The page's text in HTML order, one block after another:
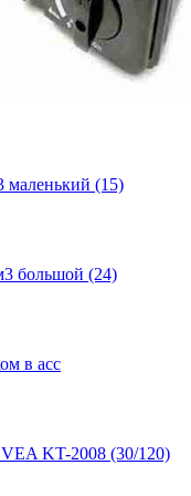
маленький (15)
большой (24)
в асс
KT-2008 (30/120)